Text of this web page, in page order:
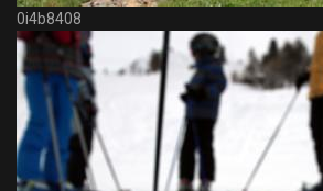
0i4b8408